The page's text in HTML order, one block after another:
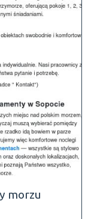
morzu